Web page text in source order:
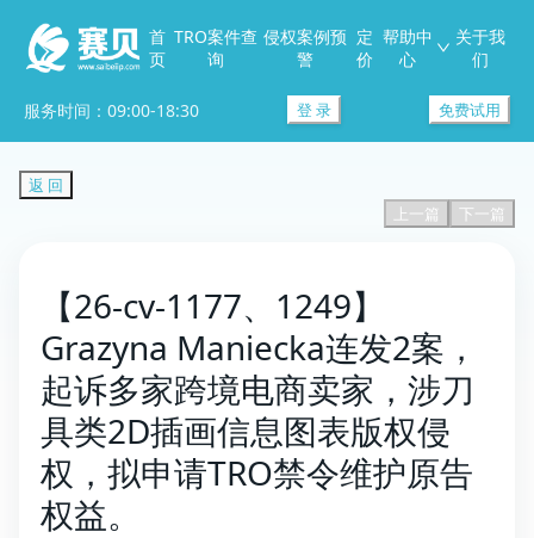
首
页
TRO案件查
询
侵权案例预
警
定
价
帮助中
心
关于我
们
服务时间：09:00-18:30 登 录 免费试用
返 回
上一篇
下一篇
【26-cv-1177、1249】
Grazyna Maniecka连发2案，
起诉多家跨境电商卖家，涉刀
具类2D插画信息图表版权侵
权，拟申请TRO禁令维护原告
权益。